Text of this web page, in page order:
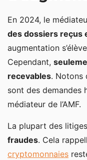
En 2024, le
des dossiers reçus
augmentation
Cependant,
recevables. Notons
sont des demandes
médiateur de l’AMF.
La plupart des
fraudes. Cela
cryptomonnaies